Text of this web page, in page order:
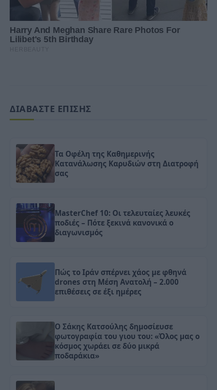
ΔΙΑΒΑΣΤΕ ΕΠΙΣΗΣ
Τα Οφέλη της Καθημερινής
Κατανάλωσης Καρυδιών στη Διατροφή
σας
MasterChef 10: Οι τελευταίες λευκές
ποδιές – Πότε ξεκινά κανονικά ο
διαγωνισμός
Πώς το Ιράν σπέρνει χάος με φθηνά
drones στη Μέση Ανατολή – 2.000
επιθέσεις σε έξι ημέρες
Ο Σάκης Κατσούλης δημοσίευσε
φωτογραφία του γιου του: «Όλος μας ο
κόσμος χωράει σε δύο μικρά
ποδαράκια»